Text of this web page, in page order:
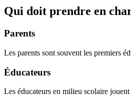
Qui doit prendre en
Parents
Les parents sont souvent les premiers
Éducateurs
Les éducateurs en milieu scolaire